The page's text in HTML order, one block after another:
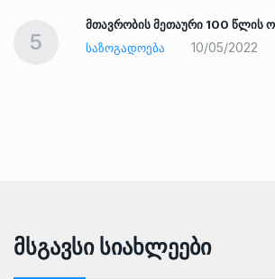
5
მთავრობის მეთაური 100 წლის
ᲡᲐᲖᲝᲒᲐᲓᲝᲔᲑᲐ
10/05/2022
Მსგავსი Სიახლეები